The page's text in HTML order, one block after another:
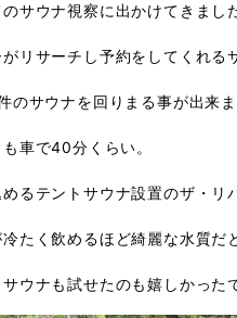
サウナ視察に出かけてきまし
リサーチし予約をしてくれる
のサウナを回りまる事が出来ま
車で40分くらい。
るテントサウナ設置のザ・リ
たく飲めるほど綺麗な水質だ
サウナも試せたのも嬉しかっ